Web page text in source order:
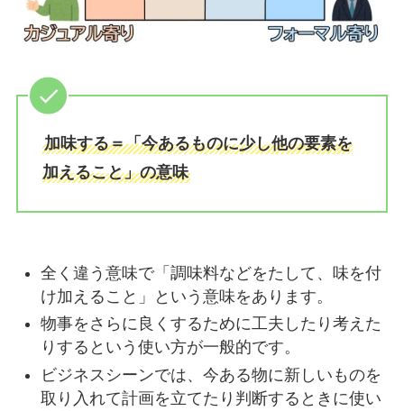
加味する＝「今あるものに少し他の要素を
加えること」の意味
全く違う意味で「調味料などをたして、味を付
け加えること」という意味をあります。
物事をさらに良くするために工夫したり考えた
りするという使い方が一般的です。
ビジネスシーンでは、今ある物に新しいものを
取り入れて計画を立てたり判断するときに使い